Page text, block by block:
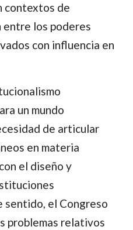
contextos de
entre los poderes
con influencia en
un mundo
de articular
en materia
el diseño y
sentido, el Congreso
problemas relativos